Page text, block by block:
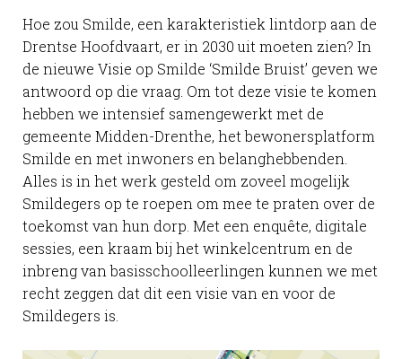
Hoe zou Smilde, een karakteristiek lintdorp aan de
Drentse Hoofdvaart, er in 2030 uit moeten zien? In
de nieuwe Visie op Smilde ‘Smilde Bruist’ geven we
antwoord op die vraag. Om tot deze visie te komen
hebben we intensief samengewerkt met de
gemeente Midden-Drenthe, het bewonersplatform
Smilde en met inwoners en belanghebbenden.
Alles is in het werk gesteld om zoveel mogelijk
Smildegers op te roepen om mee te praten over de
toekomst van hun dorp. Met een enquête, digitale
sessies, een kraam bij het winkelcentrum en de
inbreng van basisschoolleerlingen kunnen we met
recht zeggen dat dit een visie van en voor de
Smildegers is.